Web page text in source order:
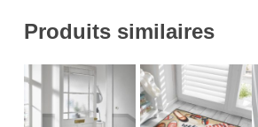
Produits similaires